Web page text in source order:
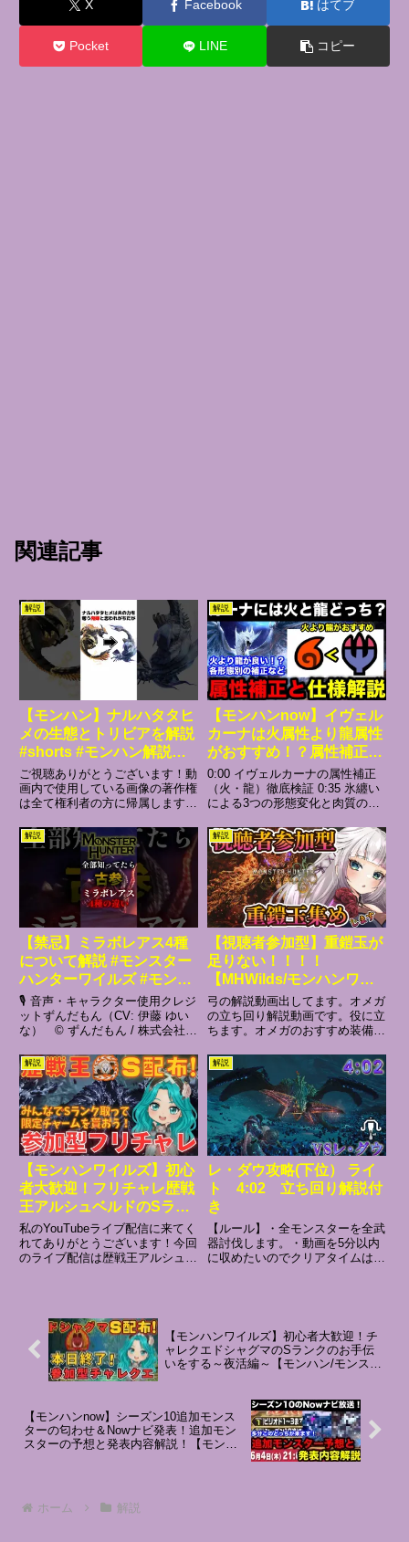
X Facebook はてブ
Pocket LINE コピー
関連記事
解説
【モンハン】ナルハタタヒ
メの生態とトリビアを解説
#shorts #モンハン解説
#mhrise
ご視聴ありがとうございます！動
画内で使用している画像の著作権
は全て権利者の方に帰属します。
はありません。引用に基づく使用
をしております。なにか問題があ
りましたら下記にご連絡宜しくお
願い致します。hosao361...
解説
【モンハンnow】イヴェル
カーナは火属性より龍属性
がおすすめ！？属性補正や
仕様を解説！【モンスター
ハンターNow/モンハン
NOW/モンハンなう/モンハ
ンナウ】
0:00 イヴェルカーナの属性補正
（火・龍）徹底検証 0:35 氷纏い
による3つの形態変化と肉質の変
ウン時）の仕様 2:22 形態2：通
常時の氷纏い状態 2:41 形態3：
後半の強化氷纏い状態 3:05 ...
解説
【禁忌】ミラボレアス4種
について解説 #モンスター
ハンターワイルズ #モンハ
ン #ミラルーツ #ミラボレ
アス
🎙️ 音声・キャラクター使用クレジ
ットずんだもん（CV: 伊藤 ゆい
な） © ずんだもん / 株式会社
中小雪） © 四国めたん / 株式会
社SSS・AHS青山龍星（CV: 内
田雄馬） © 青山龍星 / 株...
解説
【視聴者参加型】重鎧玉が
足りない！！！！
【MHWilds/モンハンワイ
ルズ】
弓の解説動画出してます。オメガ
の立ち回り解説動画です。役に立
ちます。オメガのおすすめ装備３
方総解説。各属性汎用装備～接撃
ビン～弓 必須スキルの優先順位
と装備の組み方の基礎Twitter：
Doneru：※ス...
解説
【モンハンワイルズ】初心
者大歓迎！フリチャレ歴戦
王アルシュベルドのSラン
クのお手伝いをする～夜活
編～【モンスターハンター
ワイルズ/アルシュベルド/
加型】
私のYouTubeライブ配信に来てく
れてありがとうございます！今回
のライブ配信は歴戦王アルシュベ
ンクでクリアして限定チャームを
手に入れよう！また、星1...
解説
レ・ダウ攻略(下位） ライ
ト 4:02 立ち回り解説付
き
【ルール】・全モンスターを全武
器討伐します。・動画を5分以内
に収めたいのでクリアタイムは5
のだけ使用可能とします。・狩...
【モンハンワイルズ】初心者大歓迎！チ
ャレクエドシャグマのSランクのお手伝
いをする～夜活編～【モンハン/モンスタ
【モンハンnow】シーズン10追加モンス
ターの匂わせ＆Nowナビ発表！追加モン
スターの予想と発表内容解説！【モンス
ホーム 解説